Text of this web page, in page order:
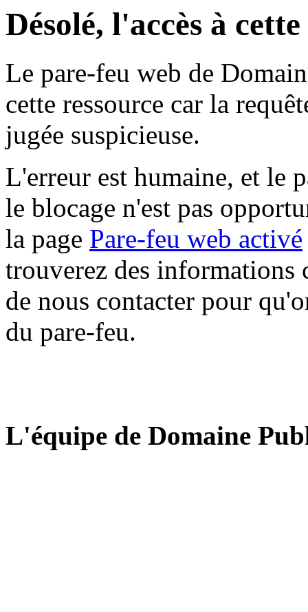
Désolé, l'accès à
Le pare-feu web de
cette ressource car la
jugée suspicieuse.
L'erreur est humaine, et le
le blocage n'est pas
la page Pare-feu web activé
trouverez des informations
de nous contacter pour
du pare-feu.
L'équipe de Domaine